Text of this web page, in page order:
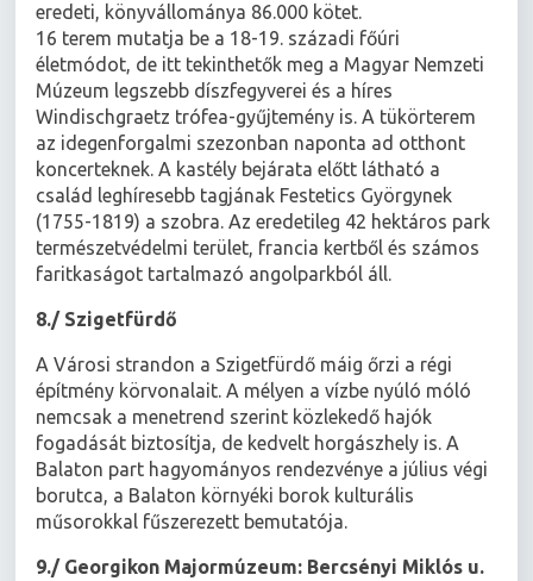
eredeti, könyvállománya 86.000 kötet.
16 terem mutatja be a 18-19. századi főúri
életmódot, de itt tekinthetők meg a Magyar Nemzeti
Múzeum legszebb díszfegyverei és a híres
Windischgraetz trófea-gyűjtemény is. A tükörterem
az idegenforgalmi szezonban naponta ad otthont
koncerteknek. A kastély bejárata előtt látható a
család leghíresebb tagjának Festetics Györgynek
(1755-1819) a szobra. Az eredetileg 42 hektáros park
természetvédelmi terület, francia kertből és számos
faritkaságot tartalmazó angolparkból áll.
8./ Szigetfürdő
A Városi strandon a Szigetfürdő máig őrzi a régi
építmény körvonalait. A mélyen a vízbe nyúló móló
nemcsak a menetrend szerint közlekedő hajók
fogadását biztosítja, de kedvelt horgászhely is. A
Balaton part hagyományos rendezvénye a július végi
borutca, a Balaton környéki borok kulturális
műsorokkal fűszerezett bemutatója.
9./ Georgikon Majormúzeum: Bercsényi Miklós u.